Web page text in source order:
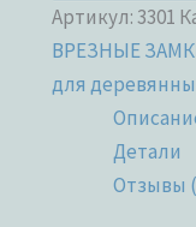
Артикул:3301
ВРЕЗНЫЕ
для
Детали
Отзывы